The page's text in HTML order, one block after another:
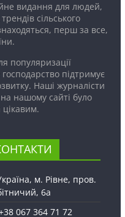
видання для людей,
сільського
перш за все,
популяризації
підтримує
Наші журналісти
нашому сайті було
м. Рівне, пров.
6а
067 364 71 72